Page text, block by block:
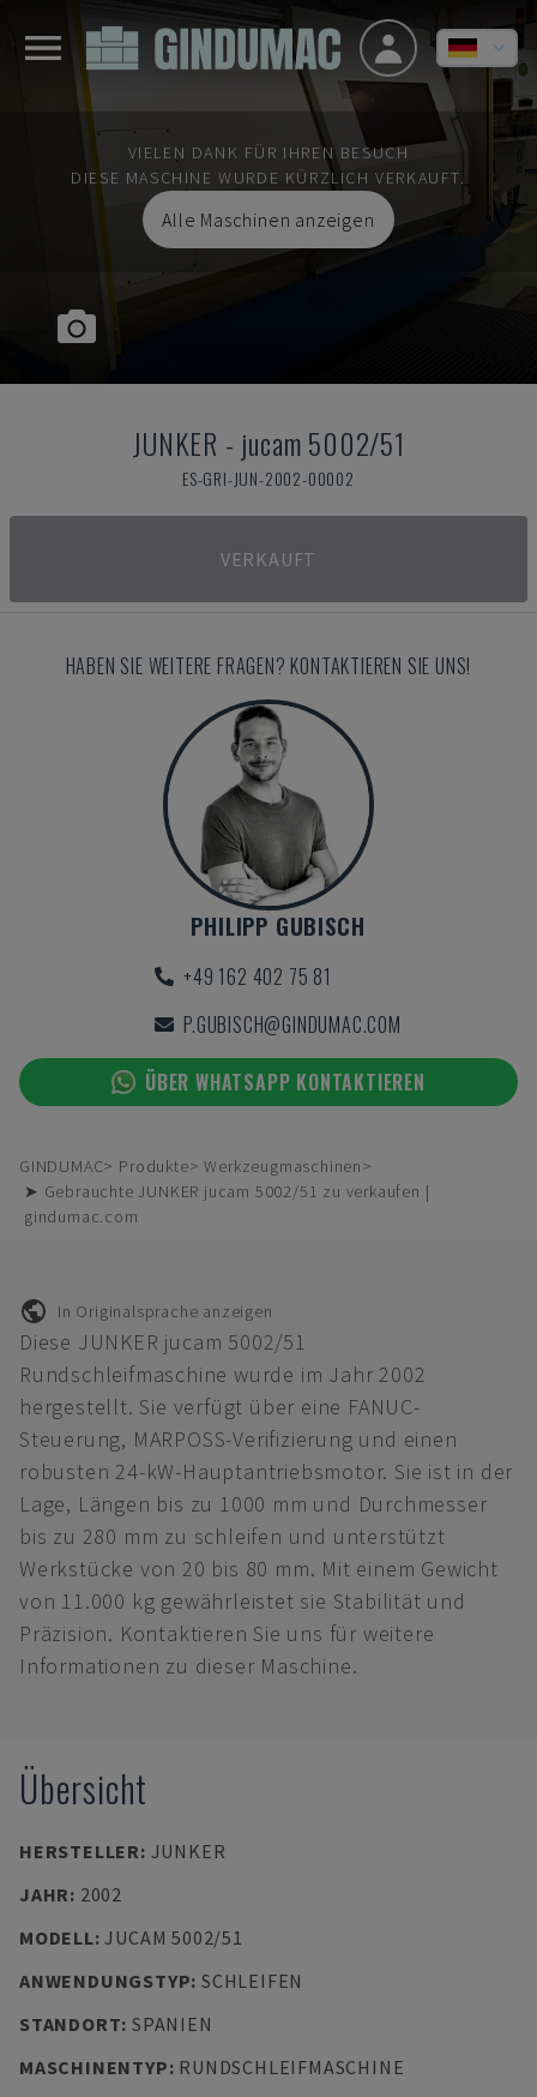
VIELEN DANK FÜR IHREN BESUCH
DIESE MASCHINE WURDE KÜRZLICH VERKAUFT.
Alle Maschinen anzeigen
JUNKER - jucam 5002/51
ES-GRI-JUN-2002-00002
VERKAUFT
HABEN SIE WEITERE FRAGEN? KONTAKTIEREN SIE UNS!
PHILIPP GUBISCH
+49 162 402 75 81
P.GUBISCH@GINDUMAC.COM
ÜBER WHATSAPP KONTAKTIEREN
GINDUMAC Produkte
Werkzeugmaschinen
➤ Gebrauchte JUNKER jucam 5002/51 zu verkaufen |
gindumac.com
In Originalsprache anzeigen
Diese JUNKER jucam 5002/51
Rundschleifmaschine wurde im Jahr 2002
hergestellt. Sie verfügt über eine FANUC-
Steuerung, MARPOSS-Verifizierung und einen
robusten 24-kW-Hauptantriebsmotor. Sie ist in der
Lage, Längen bis zu 1000 mm und Durchmesser
bis zu 280 mm zu schleifen und unterstützt
Werkstücke von 20 bis 80 mm. Mit einem Gewicht
von 11.000 kg gewährleistet sie Stabilität und
Präzision. Kontaktieren Sie uns für weitere
Informationen zu dieser Maschine.
Übersicht
HERSTELLER: JUNKER
JAHR: 2002
MODELL:JUCAM 5002/51
ANWENDUNGSTYP: SCHLEIFEN
STANDORT: SPANIEN
MASCHINENTYP: RUNDSCHLEIFMASCHINE